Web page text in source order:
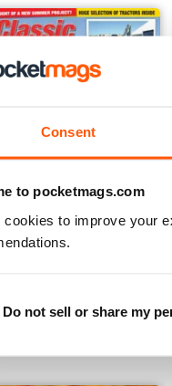
Consent
to pocketmags.com
cookies to improve your
Do not sell or share my